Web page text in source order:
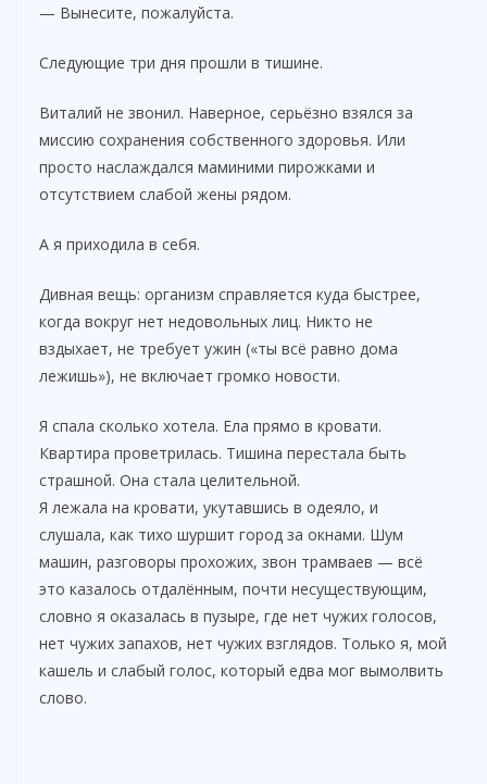
— Вынесите, пожалуйста.
Следующие три дня прошли в тишине.
Виталий не звонил. Наверное, серьёзно взялся за
миссию сохранения собственного здоровья. Или
просто наслаждался маминими пирожками и
отсутствием слабой жены рядом.
А я приходила в себя.
Дивная вещь: организм справляется куда быстрее,
когда вокруг нет недовольных лиц. Никто не
вздыхает, не требует ужин («ты всё равно дома
лежишь»), не включает громко новости.
Я спала сколько хотела. Ела прямо в кровати.
Квартира проветрилась. Тишина перестала быть
страшной. Она стала целительной.
Я лежала на кровати, укутавшись в одеяло, и
слушала, как тихо шуршит город за окнами. Шум
машин, разговоры прохожих, звон трамваев — всё
это казалось отдалённым, почти несуществующим,
словно я оказалась в пузыре, где нет чужих голосов,
нет чужих запахов, нет чужих взглядов. Только я, мой
кашель и слабый голос, который едва мог вымолвить
слово.